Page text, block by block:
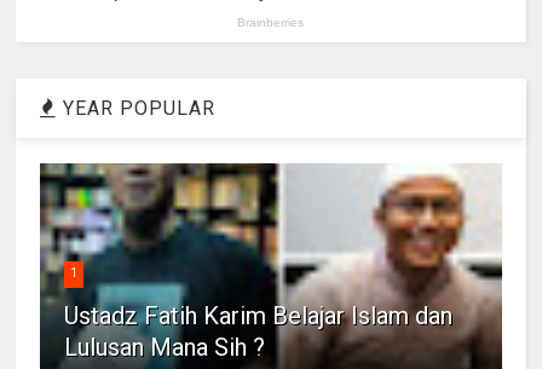
YEAR POPULAR
1
Ustadz Fatih Karim Belajar Islam dan
Lulusan Mana Sih ?